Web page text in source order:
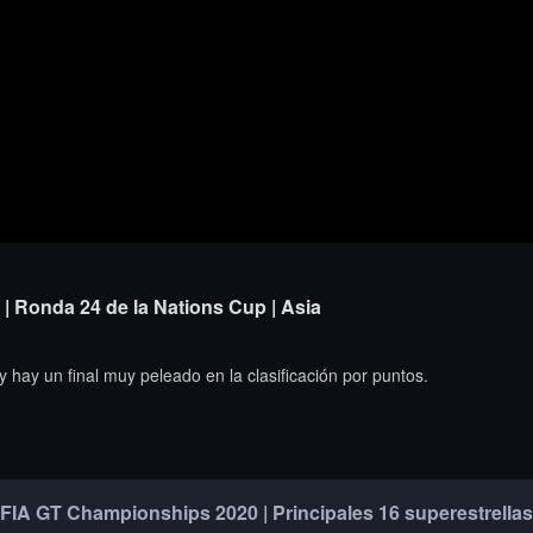
Ronda 24 de la Nations Cup | Asia
un final muy peleado en la clasificación por puntos.
FIA GT Championships 2020 | Principales 16 superestrellas